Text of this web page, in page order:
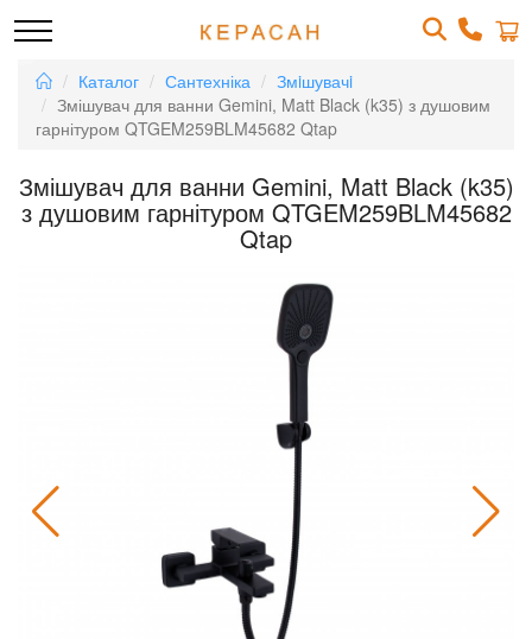
Каталог Сантехніка
Змiшувачi
Змішувач для ванни Gemini, Matt Black (k35) з душовим
гарнітуром QTGEM259BLM45682 Qtap
Змішувач для ванни Gemini, Matt Black (k35)
з душовим гарнітуром QTGEM259BLM45682
Qtap